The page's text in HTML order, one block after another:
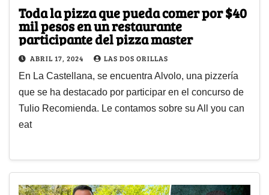
Toda la pizza que pueda comer por $40
mil pesos en un restaurante
participante del pizza master
ABRIL 17, 2024 LAS DOS ORILLAS
En La Castellana, se encuentra Alvolo, una pizzería
que se ha destacado por participar en el concurso de
Tulio Recomienda. Le contamos sobre su All you can
eat